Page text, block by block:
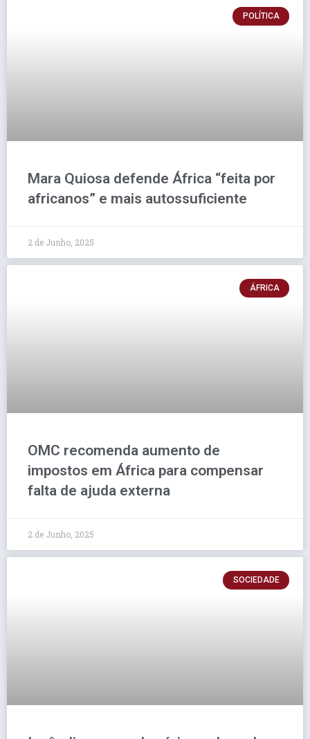
POLÍTICA
Mara Quiosa defende África “feita por
africanos” e mais autossuficiente
2 de Junho, 2025
ÁFRICA
OMC recomenda aumento de
impostos em África para compensar
falta de ajuda externa
2 de Junho, 2025
SOCIEDADE